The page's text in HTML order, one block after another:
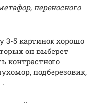
переносного
5 картинок хорошо
он выберет
контрастного
подберезовик,
.